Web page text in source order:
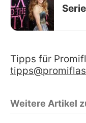
Tipps für
Weitere Artikel